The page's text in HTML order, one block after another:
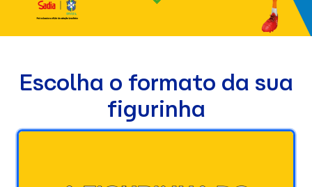
Escolha o formato da sua
figurinha